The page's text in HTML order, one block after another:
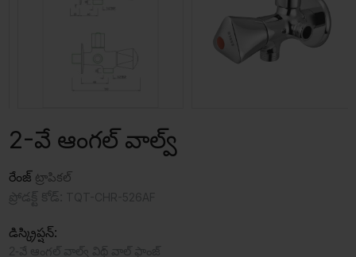
2-వే ఆంగల్ వాల్వ్
రేంజ్ ట్రాపికల్
డిస్క్రిప్షన్: